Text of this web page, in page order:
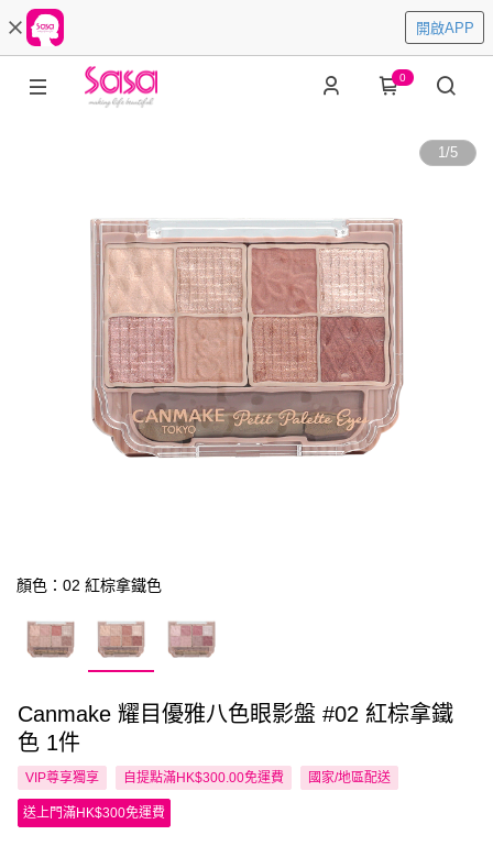
開啟APP
0
1/5
顏色：02 紅棕拿鐵色
Canmake 耀目優雅八色眼影盤 #02 紅棕拿鐵
色 1件
VIP尊享獨享 自提點滿HK$300.00免運費 國家/地區配送
送上門滿HK$300免運費